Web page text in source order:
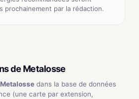
prochainement par la rédaction.
de Metalosse
Metalosse dans la base de données
(une carte par extension,